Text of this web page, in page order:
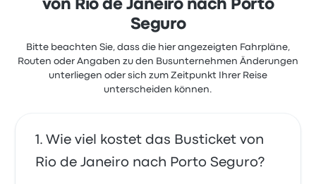
von Rio de Janeiro nach Porto
Seguro
Bitte beachten Sie, dass die hier angezeigten Fahrpläne,
Routen oder Angaben zu den Busunternehmen Änderungen
unterliegen oder sich zum Zeitpunkt Ihrer Reise
unterscheiden können.
Wie viel kostet das Busticket von
Rio de Janeiro nach Porto Seguro?